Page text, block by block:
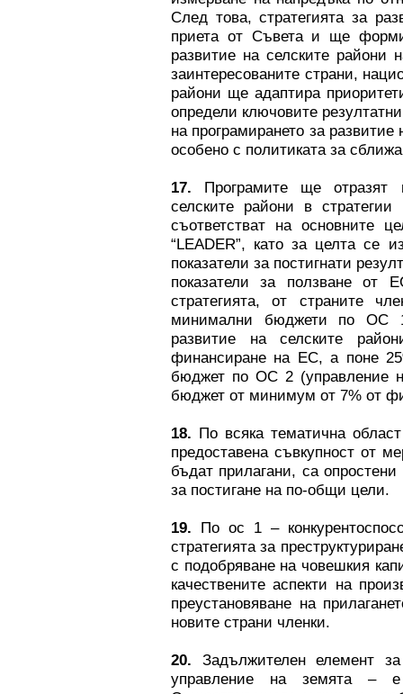
След това, стратегията за
приета от Съвета и ще
развитие на селските райони
заинтересованите страни,
райони ще адаптира
определи ключовите
на програмирането за
особено с политиката за
17. Програмите ще отразят
селските райони в
съответстват на основните
“LEADER”, като за целта се
показатели за постигнати
показатели за ползване от
стратегията, от страните
минимални бюджети по ОС
развитие на селските
финансиране на ЕС, а поне
бюджет по ОС 2 (управление
бюджет от минимум от 7% от
18. По всяка тематична
предоставена съвкупност от
бъдат прилагани, са
за постигане на по-общи цели.
19. По ос 1 –
стратегията за
с подобряване на човешкия
качествените аспекти на
преустановяване на
новите страни членки.
20. Задължителен елемент
управление на земята – е